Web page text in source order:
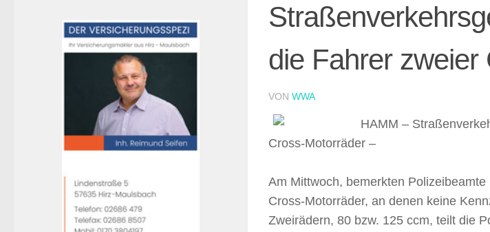
die Fahrer
VON WWA
HAMM –
Cross-Motorräder –
Am Mittwoch, bemerkten
Cross-Motorräder, an denen keine
Zweirädern, 80 bzw. 125 ccm, teilt die